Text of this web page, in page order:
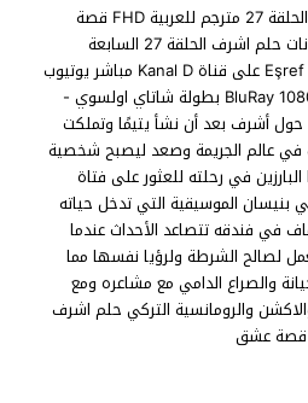
مشاهدة مسلسل حلم اشرف الحلقة 27 مترجم للعربية FHD قصة
عشق الاصلي شاهد بدون اعلانات حلم اشرف الحلقة 27 السابعة
والعشرون Eşref Rüya episode 27 على قناة Kanal D مباشر يوتيوب
اون لان جودة BluRay 1080p 720p 480p بطولة شاتاي اولسوي -
أشرف بعد أن نشأ يتيمًا وتملكت
عالم الجريمة وصعد ليصبح شخصية
في رحلته للعثور على فتاة
بنيسان الموسيقية التي تدخل حياته
في فندقه تتصاعد الأحداث عندما
لصالح الشرطة ولرؤيا نفسها مما
والصراع الدامي مع مشاعره ومع
والرومانسية التركي حلم اشرف
قصة عشق